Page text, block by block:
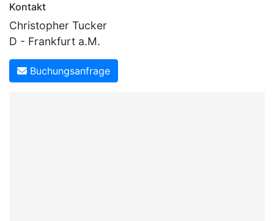
Kontakt
Christopher Tucker
D - Frankfurt a.M.
Buchungsanfrage